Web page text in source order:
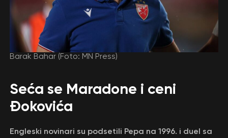
Barak Bahar (Foto: MN Press)
Seća se Maradone i ceni
Đokovića
Engleski novinari su podsetili Pepa na 1996. i duel sa